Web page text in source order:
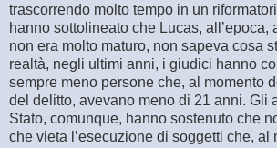
trascorrendo molto tempo in un
hanno sottolineato che Lucas, all’epoca,
non era molto maturo, non sapeva cosa
realtà, negli ultimi anni, i giudici hanno
sempre meno persone che, al momento
del delitto, avevano meno di 21 anni. Gli
Stato, comunque, hanno sostenuto che
che vieta l’esecuzione di soggetti che, al